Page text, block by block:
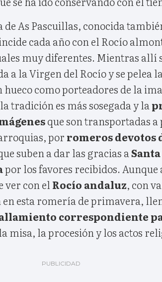
As Pascuillas, conocida
cada año con el Rocío
muy diferentes. Mientras allí
a la Virgen del Rocío y se pelea
como porteadores de la
tradición es más sosegada y la
que son transportadas a
porromeros devotos
suben a dar las gracias a
por los favores recibidos. Aunque
ver con el Rocío andaluz, con
esta romería de primavera,
correspondiente
misa, la procesión y los actos